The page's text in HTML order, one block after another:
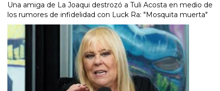
Una amiga de La Joaqui destrozó a Tuli Acosta en medio de
los rumores de infidelidad con Luck Ra: "Mosquita muerta"